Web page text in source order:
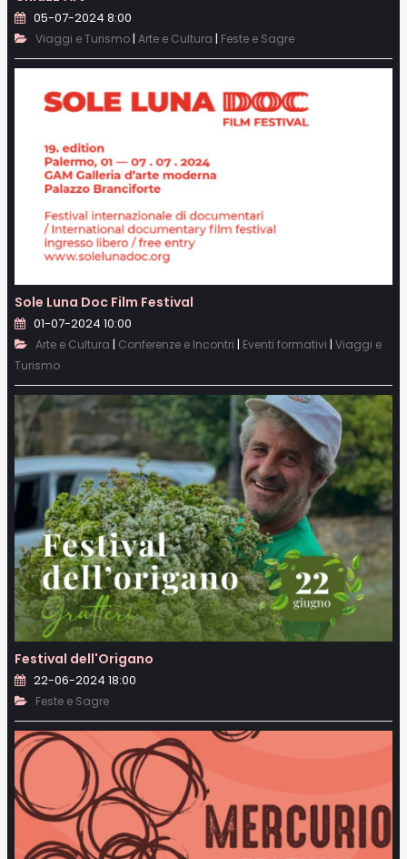
05-07-2024 8:00
Viaggi e Turismo| Arte e Cultura | Feste e Sagre
Sole Luna Doc Film Festival
01-07-2024 10:00
Arte e Cultura | Conferenze e Incontri | Eventi formativi | Viaggi e
Turismo
Festival dell'Origano
22-06-2024 18:00
Feste e Sagre